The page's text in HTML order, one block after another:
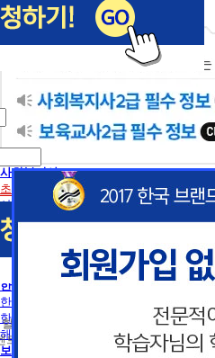
사회복지사
초보길잡이
사회복지사란
사회복지사2급 취득방법
사회복지사1급 취득방법
사회복지학사/전문학사
한국어교원
한국어교원이란
한국어교원 취득방법
해외취업전망
보육교사
인혜택 제공
등 광고성 정보 제공, 통계자료 활용